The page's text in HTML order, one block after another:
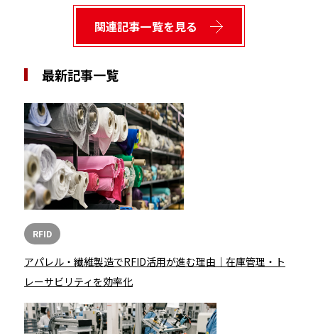
関連記事一覧を見る
最新記事一覧
RFID
アパレル・繊維製造でRFID活用が進む理由｜在庫管理・ト
レーサビリティを効率化